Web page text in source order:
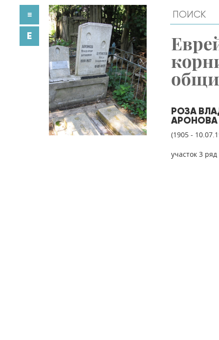
РОЗА
АРОНОВА
(1905 -
участок 3
≡
E